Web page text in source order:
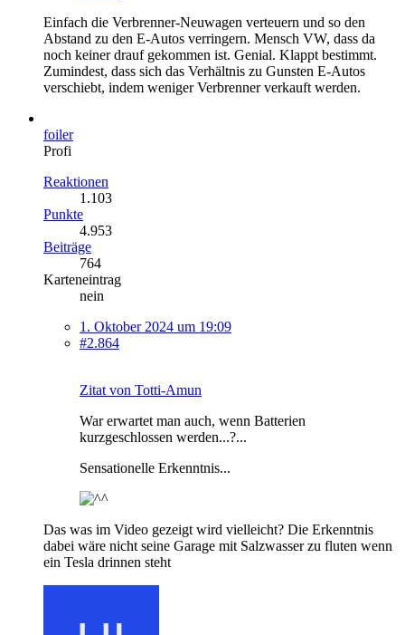
Einfach die Verbrenner-Neuwagen verteuern und so den
Abstand zu den E-Autos verringern. Mensch VW, dass da
noch keiner drauf gekommen ist. Genial. Klappt bestimmt.
Zumindest, dass sich das Verhältnis zu Gunsten E-Autos
verschiebt, indem weniger Verbrenner verkauft werden.
foiler
Profi
Reaktionen
1.103
Punkte
4.953
Beiträge
764
Karteneintrag
nein
1. Oktober 2024 um 19:09
#2.864
Zitat von Totti-Amun
War erwartet man auch, wenn Batterien
kurzgeschlossen werden...?...
Sensationelle Erkenntnis...
Das was im Video gezeigt wird vielleicht? Die Erkenntnis
dabei wäre nicht seine Garage mit Salzwasser zu fluten wenn
ein Tesla drinnen steht